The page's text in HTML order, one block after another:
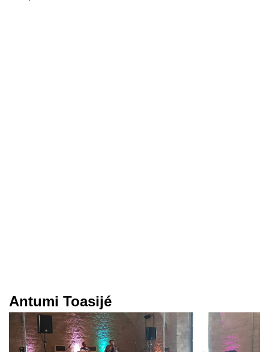
Antumi Toasijé